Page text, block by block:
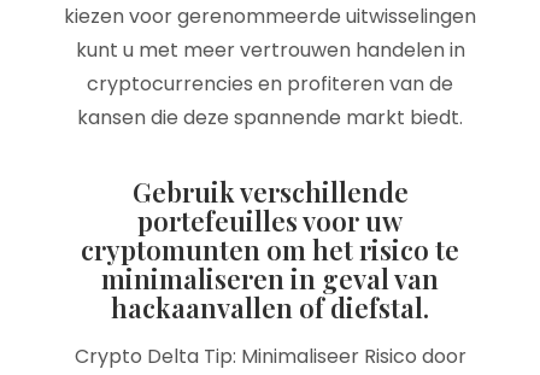
kiezen voor gerenommeerde uitwisselingen
kunt u met meer vertrouwen handelen in
cryptocurrencies en profiteren van de
kansen die deze spannende markt biedt.
Gebruik verschillende
portefeuilles voor uw
cryptomunten om het risico te
minimaliseren in geval van
hackaanvallen of diefstal.
Crypto Delta Tip: Minimaliseer Risico door